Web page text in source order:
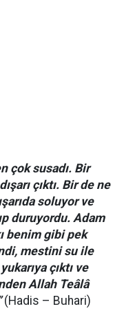
çok susadı. Bir
çıktı. Bir de ne
soluyor ve
duruyordu. Adam
benim gibi pek
mestini su ile
çıktı ve
Allah Teâlâ
(Hadis – Buhari)